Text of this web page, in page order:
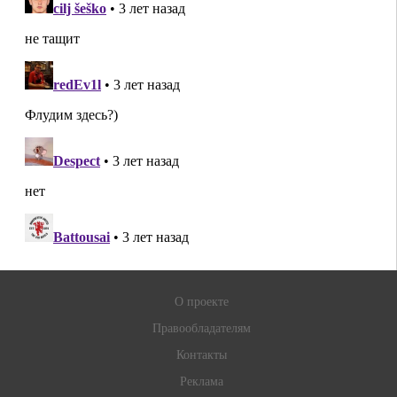
О проекте
Правообладателям
Контакты
Реклама